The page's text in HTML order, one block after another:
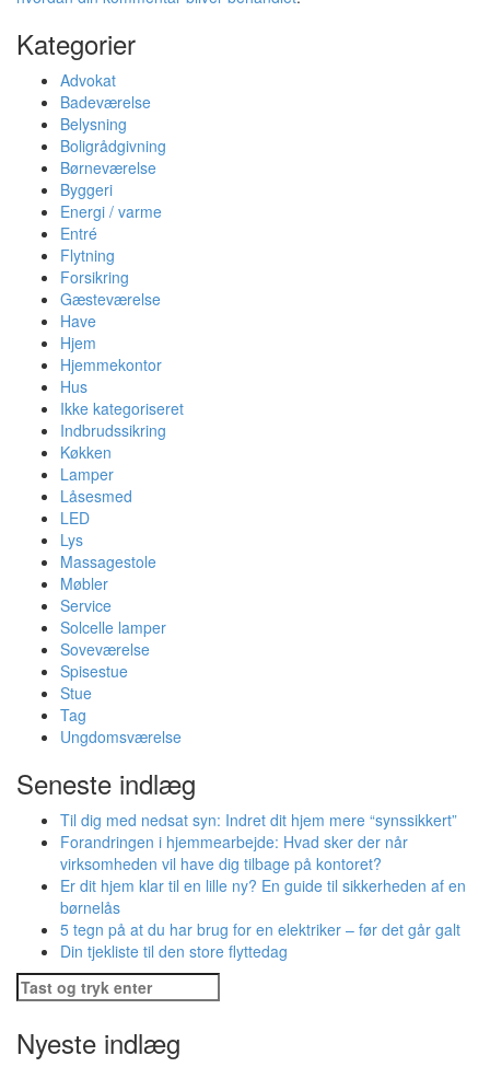
Kategorier
Advokat
Badeværelse
Belysning
Boligrådgivning
Børneværelse
Byggeri
Energi / varme
Entré
Flytning
Forsikring
Gæsteværelse
Have
Hjem
Hjemmekontor
Hus
Ikke kategoriseret
Indbrudssikring
Køkken
Lamper
Låsesmed
LED
Lys
Massagestole
Møbler
Service
Solcelle lamper
Soveværelse
Spisestue
Stue
Tag
Ungdomsværelse
Seneste indlæg
Til dig med nedsat syn: Indret dit hjem mere “synssikkert”
Forandringen i hjemmearbejde: Hvad sker der når
virksomheden vil have dig tilbage på kontoret?
Er dit hjem klar til en lille ny? En guide til sikkerheden af en
børnelås
5 tegn på at du har brug for en elektriker – før det går galt
Din tjekliste til den store flyttedag
Søg
efter:
Nyeste indlæg